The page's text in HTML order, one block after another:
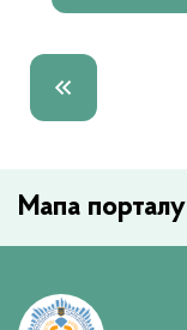
Слайд 1 з 35
Мапа порталу